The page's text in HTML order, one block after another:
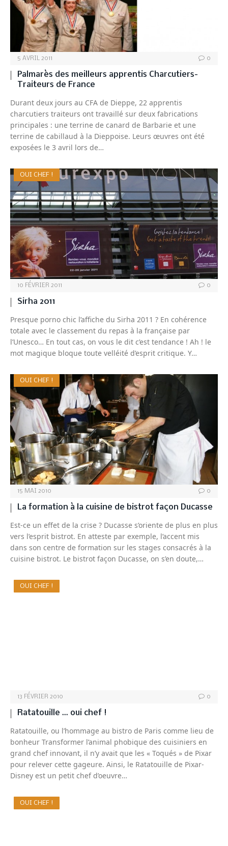
5 AVRIL 2011 0
Palmarès des meilleurs apprentis Charcutiers-
Traiteurs de France
Durant deux jours au CFA de Dieppe, 22 apprentis
charcutiers traiteurs ont travaillé sur deux fabrications
principales : une terrine de canard de Barbarie et une
terrine de cabillaud à la Dieppoise. Leurs œuvres ont été
exposées le 3 avril lors de…
OUI CHEF !
10 FÉVRIER 2011 0
Sirha 2011
Presque porno chic l’affiche du Sirha 2011 ? En cohérence
totale avec le classement du repas à la française par
l’Unesco… En tout cas, on vous le dit c’est tendance ! Ah ! le
mot magique bloque toute velléité d’esprit critique. Y…
OUI CHEF !
15 MAI 2010 0
La formation à la cuisine de bistrot façon Ducasse
Est-ce un effet de la crise ? Ducasse s’oriente de plus en plus
vers l’esprit bistrot. En atteste par exemple, l’accent mis
dans son centre de formation sur les stages consacrés à la
cuisine bistrot. Le bistrot façon Ducasse, on s’en doute,…
OUI CHEF !
13 FÉVRIER 2010 0
Ratatouille … oui chef !
Ratatouille, ou l’hommage au bistro de Paris comme lieu de
bonheur Transformer l’animal phobique des cuisiniers en
grand chef innovant, il n’y avait que les « Toqués » de Pixar
pour relever cette gageure. Ainsi, le Ratatouille de Pixar-
Disney est un petit chef d’oeuvre…
OUI CHEF !